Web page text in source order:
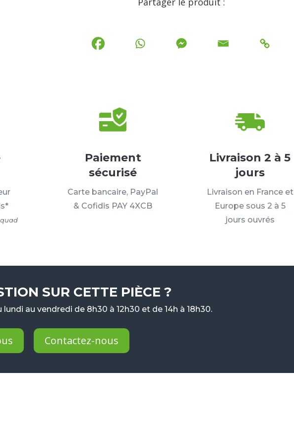
Paiement
sécurisé
Carte bancaire, PayPal
& Cofidis PAY 4XCB
Livraison 2 à 5
jours
Livraison en France et
Europe sous 2 à 5
jours ouvrés
SUR CETTE PIÈCE ?
au vendredi de 8h30 à 12h30 et de 14h à 18h30.
Contactez-nous